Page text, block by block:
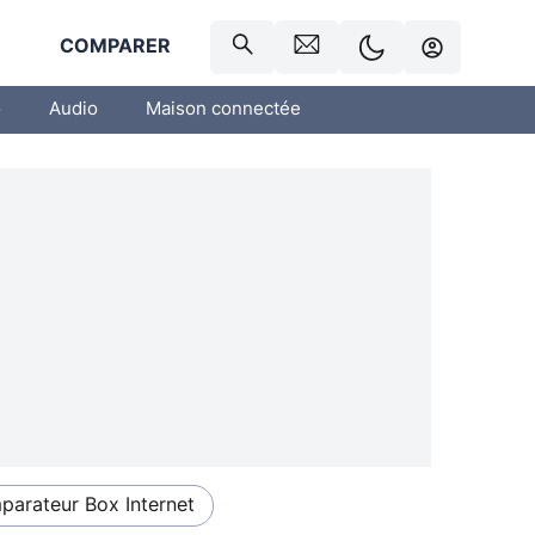
COMPARER
Audio Maison connectée
Box Internet